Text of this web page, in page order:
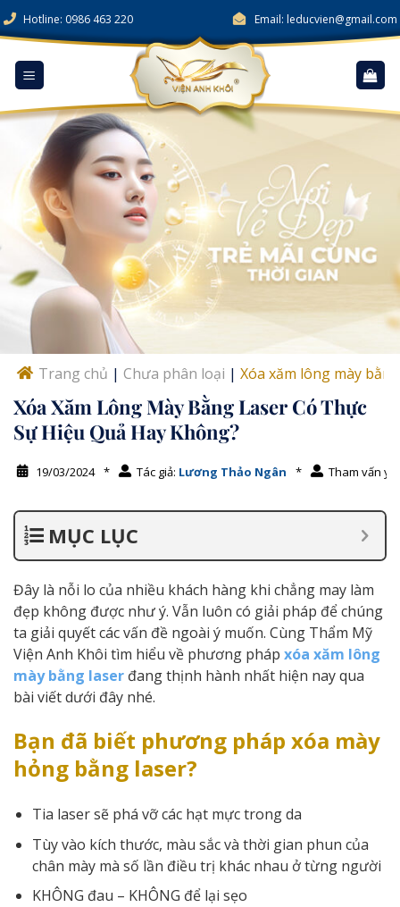
Skip
to
Hotline: 0986 463 220 Email: leducvien@gmail.com
Trang chủ | Chưa phân loại | Xóa xăm lông mày
Xóa Xăm Lông Mày Bằng Laser Có Thực
Sự Hiệu Quả Hay Không?
19/03/2024 * Tác giả: Lương Thảo Ngân * Tham vấn y
MỤC LỤC
Đây là nỗi lo của nhiều khách hàng khi chẳng may làm
đẹp không được như ý. Vẫn luôn có giải pháp để chúng
ta giải quyết các vấn đề ngoài ý muốn. Cùng Thẩm Mỹ
Viện Anh Khôi tìm hiểu về phương pháp xóa xăm lông
mày bằng laser đang thịnh hành nhất hiện nay qua
bài viết dưới đây nhé.
Bạn đã biết phương pháp xóa mày
hỏng bằng laser?
Tia laser sẽ phá vỡ các hạt mực trong da
Tùy vào kích thước, màu sắc và thời gian phun của
chân mày mà số lần điều trị khác nhau ở từng người
KHÔNG đau – KHÔNG để lại sẹo